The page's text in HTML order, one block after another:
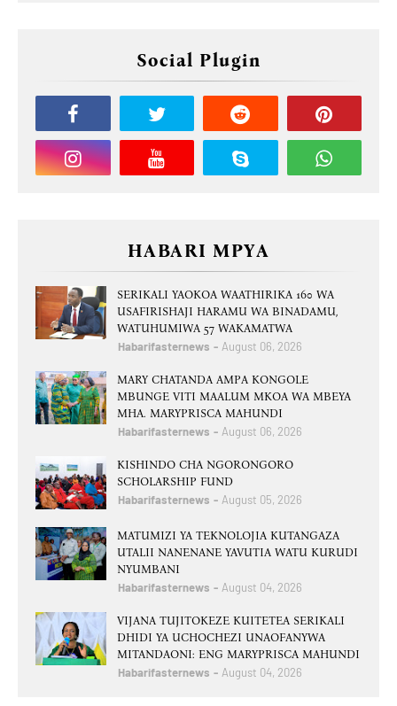
Social Plugin
HABARI MPYA
SERIKALI YAOKOA WAATHIRIKA 160 WA
USAFIRISHAJI HARAMU WA BINADAMU,
WATUHUMIWA 57 WAKAMATWA
Habarifasternews August 06, 2026
MARY CHATANDA AMPA KONGOLE
MBUNGE VITI MAALUM MKOA WA MBEYA
MHA. MARYPRISCA MAHUNDI
Habarifasternews August 06, 2026
KISHINDO CHA NGORONGORO
SCHOLARSHIP FUND
Habarifasternews August 05, 2026
MATUMIZI YA TEKNOLOJIA KUTANGAZA
UTALII NANENANE YAVUTIA WATU KURUDI
NYUMBANI
Habarifasternews August 04, 2026
VIJANA TUJITOKEZE KUITETEA SERIKALI
DHIDI YA UCHOCHEZI UNAOFANYWA
MITANDAONI: ENG MARYPRISCA MAHUNDI
Habarifasternews August 04, 2026